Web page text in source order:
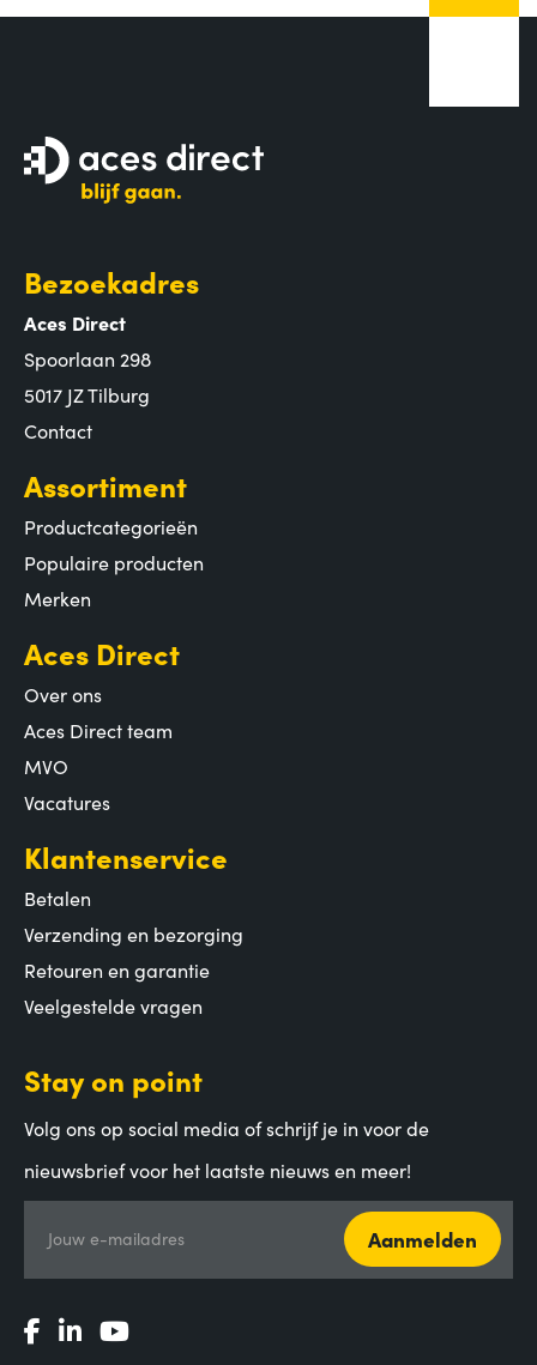
Bezoekadres
Aces Direct
Spoorlaan 298
5017 JZ Tilburg
Contact
Assortiment
Productcategorieën
Populaire producten
Merken
Aces Direct
Over ons
Aces Direct team
MVO
Vacatures
Klantenservice
Betalen
Verzending en bezorging
Retouren en garantie
Veelgestelde vragen
Stay on point
Volg ons op social media of schrijf je in voor de
nieuwsbrief voor het laatste nieuws en meer!
Jouw e-mailadres Aanmelden